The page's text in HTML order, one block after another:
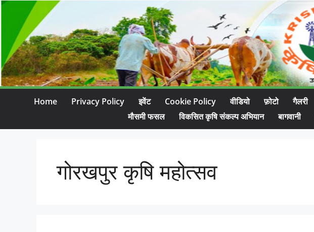
Home Privacy Policy इवेंट Cookie Policy वीडियो फ़ोटो गैलरी
मौसमी फसल
विकसित कृषि संकल्प अभियान बागवानी
गोरखपुर कृषि महोत्सव